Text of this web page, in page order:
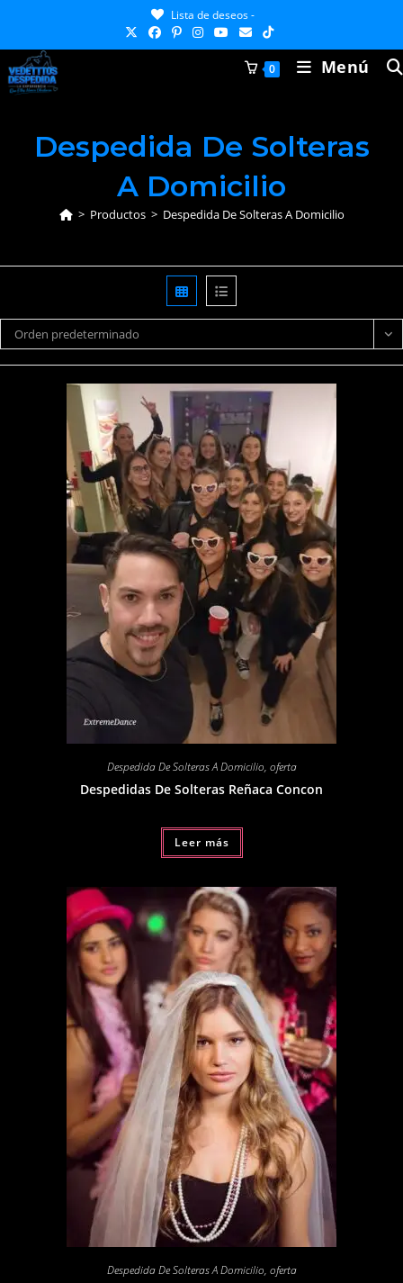
contenido
Lista de deseos -
0 Menú
Despedida De Solteras
A Domicilio
> Productos > Despedida De Solteras A Domicilio
Orden predeterminado
Despedida De Solteras A Domicilio, oferta
Despedidas De Solteras Reñaca Concon
Leer más
Despedida De Solteras A Domicilio, oferta